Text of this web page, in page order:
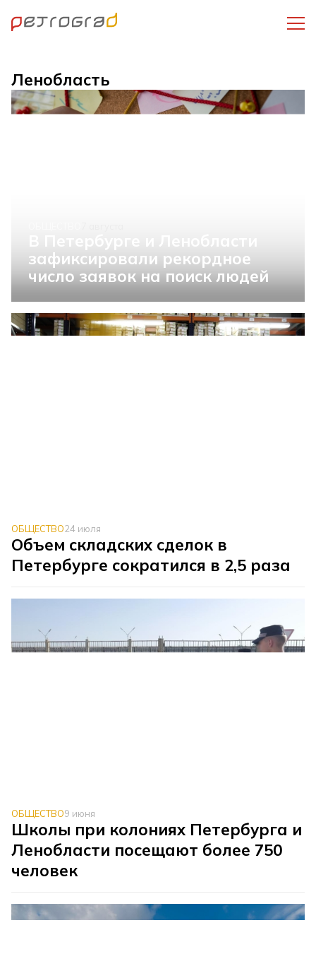
Ленобласть
зафиксировали рекордное
число заявок на поиск людей
ОБЩЕСТВО24 июля
Объем складских сделок в
Петербурге сократился в 2,5 раза
ОБЩЕСТВО9 июня
Школы при колониях Петербурга и
Ленобласти посещают более 750
человек